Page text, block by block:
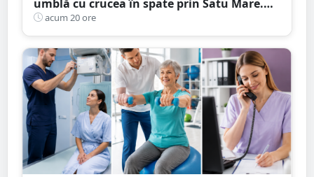
umblă cu crucea în spate prin Satu Mare.
De ce face acest gest
acum 20 ore